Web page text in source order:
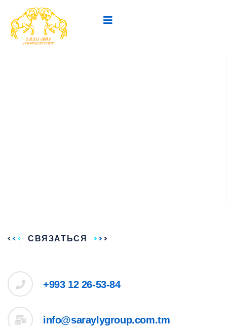
СВЯЗАТЬСЯ
+993 12 26-53-84
info@saraylygroup.com.tm